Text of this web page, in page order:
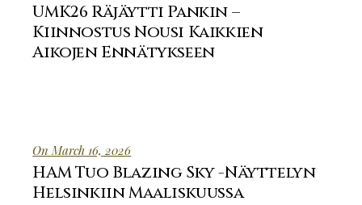
UMK26 Räjäytti Pankin –
Kiinnostus Nousi Kaikkien
Aikojen Ennätykseen
On March 16, 2026
HAM Tuo Blazing Sky -Näyttelyn
Helsinkiin Maaliskuussa